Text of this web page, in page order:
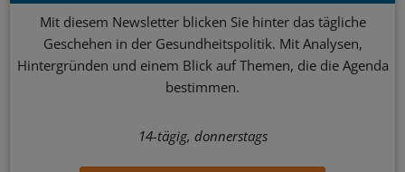
Mit diesem Newsletter blicken Sie hinter das tägliche
Geschehen in der Gesundheitspolitik. Mit Analysen,
Hintergründen und einem Blick auf Themen, die die Agenda
bestimmen.
14-tägig, donnerstags